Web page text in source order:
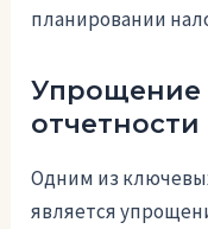
планировании
Упрощение
отчетности
Одним из
является